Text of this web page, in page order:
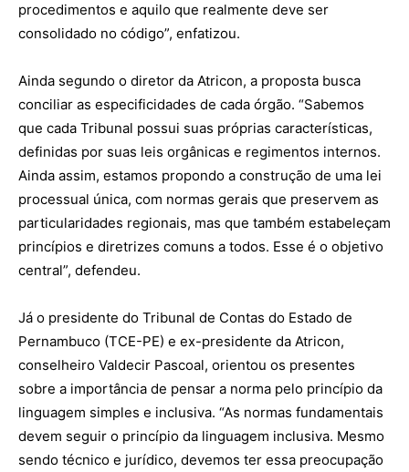
procedimentos e aquilo que realmente deve ser
consolidado no código”, enfatizou.
Ainda segundo o diretor da Atricon, a proposta busca
conciliar as especificidades de cada órgão. “Sabemos
que cada Tribunal possui suas próprias características,
definidas por suas leis orgânicas e regimentos internos.
Ainda assim, estamos propondo a construção de uma lei
processual única, com normas gerais que preservem as
particularidades regionais, mas que também estabeleçam
princípios e diretrizes comuns a todos. Esse é o objetivo
central”, defendeu.
Já o presidente do Tribunal de Contas do Estado de
Pernambuco (TCE-PE) e ex-presidente da Atricon,
conselheiro Valdecir Pascoal, orientou os presentes
sobre a importância de pensar a norma pelo princípio da
linguagem simples e inclusiva. “As normas fundamentais
devem seguir o princípio da linguagem inclusiva. Mesmo
sendo técnico e jurídico, devemos ter essa preocupação